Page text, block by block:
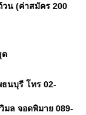
วน (ค่าสมัคร 200
ด
นบุรี โทร 02-
มล จอดพิมาย 089-